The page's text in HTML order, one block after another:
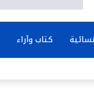
كتاب وآراء